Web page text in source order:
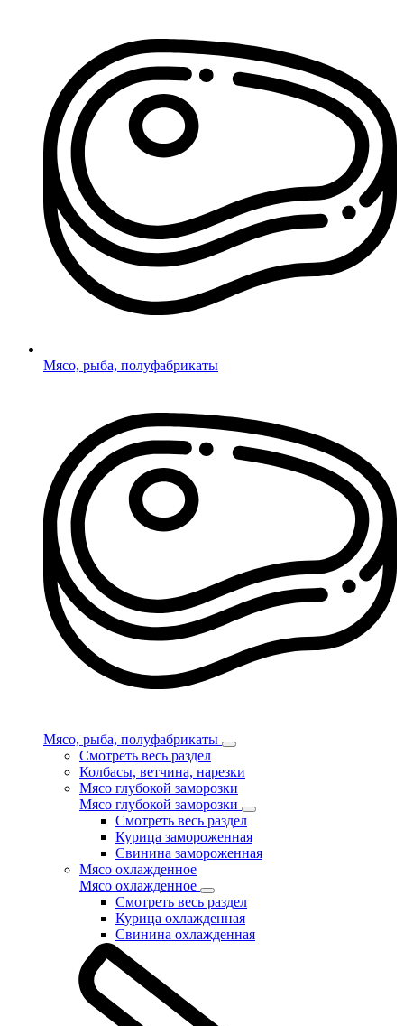
Мясо, рыба, полуфабрикаты
Мясо, рыба, полуфабрикаты
Смотреть весь раздел
Колбасы, ветчина, нарезки
Мясо глубокой заморозки
Мясо глубокой заморозки
Смотреть весь раздел
Курица замороженная
Свинина замороженная
Мясо охлажденное
Мясо охлажденное
Смотреть весь раздел
Курица охлажденная
Свинина охлажденная